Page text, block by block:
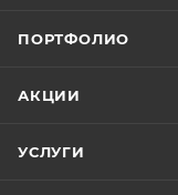
ПОРТФОЛИО
АКЦИИ
УСЛУГИ